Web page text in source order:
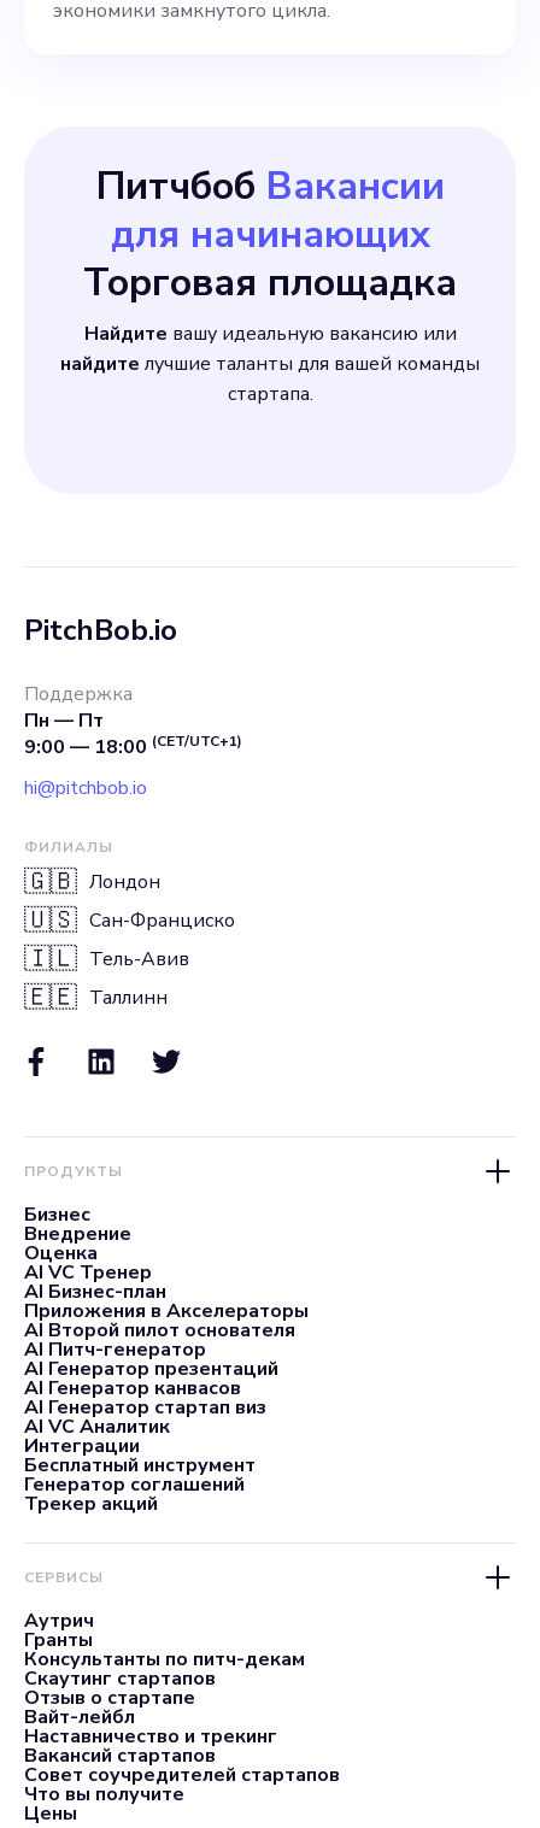
нескольких платформах. -
совершенствования
управления брендом.
экономики замкнутого цикла.
Питчбоб Вакансии
для начинающих
Торговая площадка
Найдите вашу идеальную вакансию или
найдите лучшие таланты для вашей команды
стартапа.
PitchBob.io
Поддержка
Пн — Пт
9:00 — 18:00 (CET/UTC+1)
hi@pitchbob.io
ФИЛИАЛЫ
🇬🇧 Лондон
🇺🇸 Сан-Франциско
🇮🇱 Тель-Авив
🇪🇪 Таллинн
ПРОДУКТЫ
Бизнес
Внедрение
Оценка
AI VC Тренер
AI Бизнес-план
Приложения в Акселераторы
AI Второй пилот основателя
AI Питч-генератор
AI Генератор презентаций
AI Генератор канвасов
AI Генератор стартап виз
AI VC Аналитик
Интеграции
Бесплатный инструмент
Генератор соглашений
Трекер акций
СЕРВИСЫ
Аутрич
Гранты
Консультанты по питч-декам
Скаутинг стартапов
Отзыв о стартапе
Вайт-лейбл
Наставничество и трекинг
Вакансий стартапов
Совет соучредителей стартапов
Что вы получите
Цены